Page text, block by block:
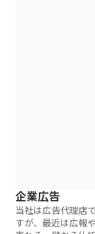
企業広告
当社は広告代理店
すが、最近は広報